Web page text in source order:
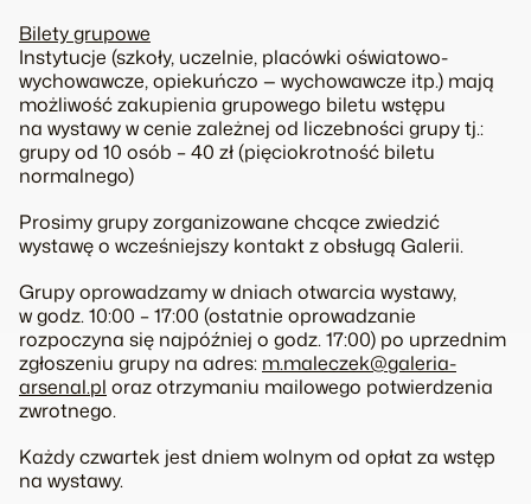
Bilety grupowe
Instytucje (szkoły, uczelnie, placówki oświatowo-
wychowawcze, opiekuńczo — wychowawcze itp.) mają
możliwość zakupienia grupowego biletu wstępu
na wystawy w cenie zależnej od liczebności grupy tj.:
grupy od 10 osób – 40 zł (pięciokrotność biletu
normalnego)
Prosimy grupy zorganizowane chcące zwiedzić
wystawę o wcześniejszy kontakt z obsługą Galerii.
Grupy oprowadzamy w dniach otwarcia wystawy,
w godz. 10:00 – 17:00 (ostatnie oprowadzanie
rozpoczyna się najpóźniej o godz. 17:00) po uprzednim
zgłoszeniu grupy na adres: m.maleczek@galeria-
arsenal.pl oraz otrzymaniu mailowego potwierdzenia
zwrotnego.
Każdy czwartek jest dniem wolnym od opłat za wstęp
na wystawy.